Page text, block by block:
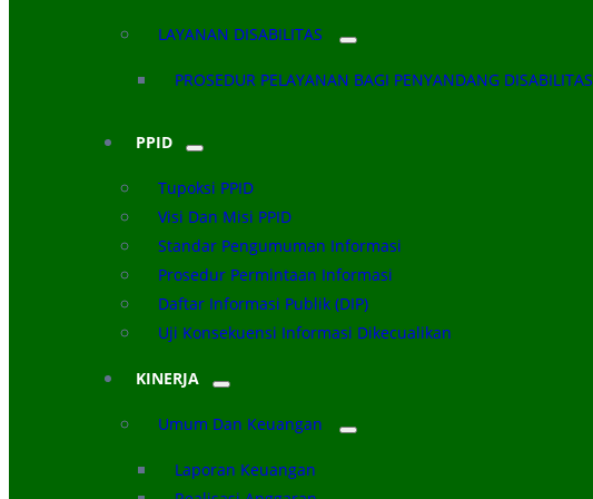
LAYANAN DISABILITAS
PROSEDUR PELAYANAN BAGI PENYANDANG DISABILITAS
PPID
Tupoksi PPID
Visi Dan Misi PPID
Standar Pengumuman Informasi
Prosedur Permintaan Informasi
Daftar Informasi Publik (DIP)
Uji Konsekuensi Informasi Dikecualikan
KINERJA
Umum Dan Keuangan
Laporan Keuangan